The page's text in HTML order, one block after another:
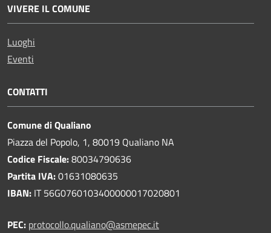
VIVERE IL COMUNE
Luoghi
Eventi
CONTATTI
Comune di Qualiano
Piazza del Popolo, 1, 80019 Qualiano NA
Codice Fiscale:80034790636
Partita IVA:01631080635
IBAN: IT 56G0760103400000017020801
PEC: protocollo.qualiano@asmepec.it